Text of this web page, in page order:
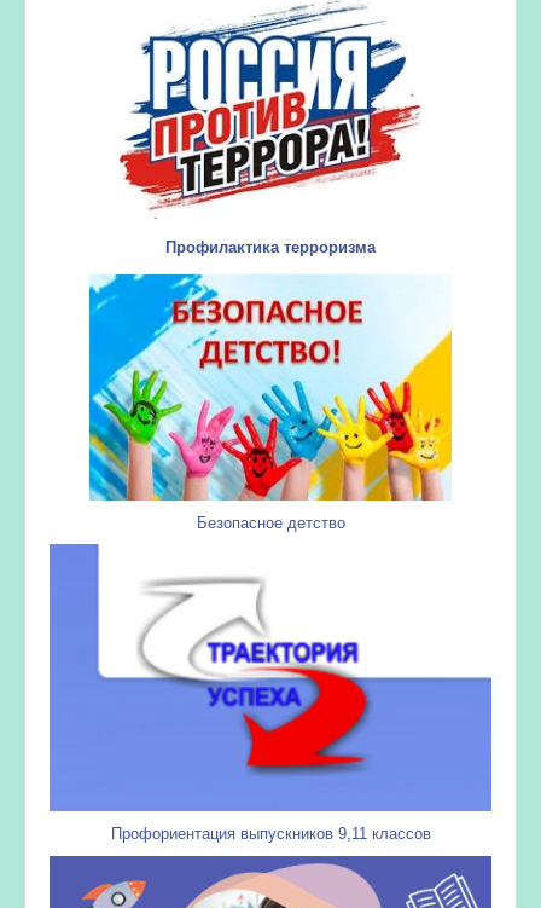
Профилактика терроризма
Безопасное детство
Профориентация выпускников 9,11 классов